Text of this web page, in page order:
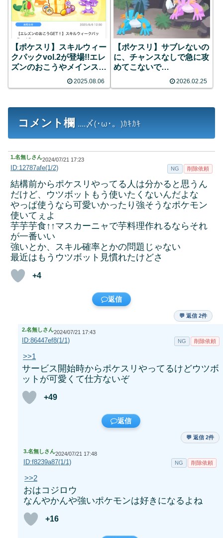
【ポケスリ】スキルウィー
クパックvol.2が登場!!エレ
ズンのおこうやメインスキ
2025.08.06
【ポケスリ】サブレないの
に、チャンスなしで急に攻
めてこないで…
2026.02.25
コメント欄 ....〆(･ω･。)ｶｷｶｷ
1.名無しさん2024/07/21 17:23
ID:12787afe(1/2) NG 削除依頼
結構前からポケスリやってる人は分かると思うん
だけど、ウツボットもう使いたくないんだよな
やっぱ使うなら可愛いかったり強そうなポケモン
使いてぇよ
芋芋芋食↑↑マスカーニャで芋料理作れるならそれ
が一番いい
強いとか、スキル確率とかの問題じゃない
最近はもうウツボット見慣れたけどさ
+4
返信
💬 返信 2件
2.名無しさん2024/07/21 17:43
ID:86447ef8(1/1) NG 削除依頼
>>1
サービス開始時からポケスリやってるけどウツボ
ットが可愛くて仕方ないぞ
+49
返信
💬 返信 2件
3.名無しさん2024/07/21 17:48
ID:f8239a87(1/1) NG 削除依頼
>>2
おはコジロウ
なんやかんや強いポケモンは好きになるよね
+16